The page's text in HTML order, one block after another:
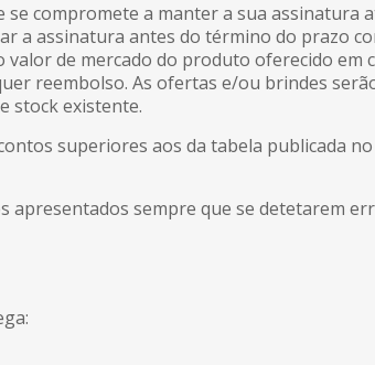
compromete a manter a sua assinatura
a assinatura antes do término do prazo
de mercado do produto oferecido em
reembolso. As ofertas e/ou brindes
stock existente.
superiores aos da tabela publicada
sempre que se detetarem